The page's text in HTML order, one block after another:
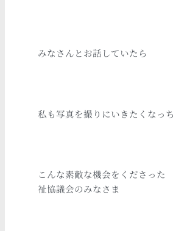
みなさんとお話していたら
私も写真を撮りにいきたくなっ
こんな素敵な機会をくださっ
祉協議会のみなさま